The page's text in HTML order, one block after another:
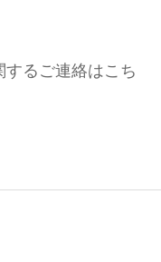
るご連絡はこち